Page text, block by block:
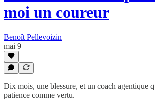
moi un coureur
Benoît Pellevoizin
mai 9
Dix mois, une blessure, et un coach agentique
patience comme vertu.